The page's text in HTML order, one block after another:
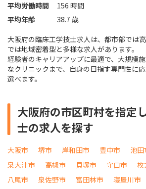
平均労働時間
156 時間
平均年齢
38.7 歳
大阪府の臨床工学技士求人は、都市部では
では地域密着型と多様な求人があります。
経験者のキャリアアップに最適で、大規模
なクリニックまで、自身の目指す専門性に
選べます。
大阪府の市区町村を指定
士の求人を探す
大阪市 堺市 岸和田市 豊中市 池田
泉大津市
高槻市 貝塚市 守口市 枚
八尾市
泉佐野市 富田林市 寝屋川市